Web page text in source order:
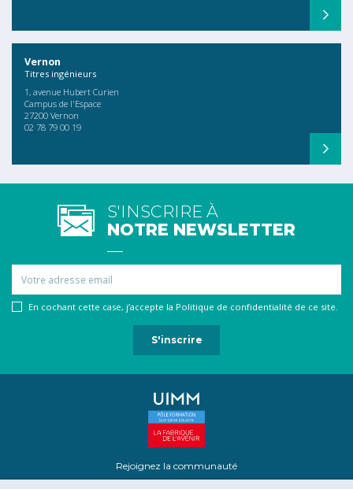
Vernon
Titres ingénieurs
1, avenue Hubert Curien
Campus de l'Espace
27200 Vernon
02 78 79 00 19
S'INSCRIRE À
NOTRE NEWSLETTER
En cochant cette case, j’accepte la Politique de confidentialité de ce site.
Rejoignez la communauté